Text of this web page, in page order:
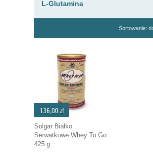
L-Glutamina
Sortowanie:
136,00 zł
Solgar Białko
Serwatkowe Whey To Go
425 g